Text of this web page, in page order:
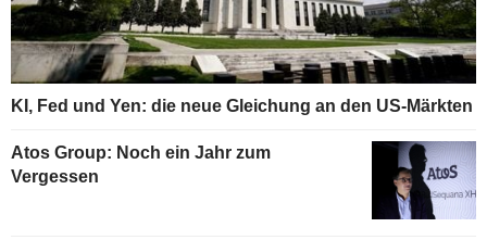
KI, Fed und Yen: die neue Gleichung an den US-Märkten
Atos Group: Noch ein Jahr zum
Vergessen